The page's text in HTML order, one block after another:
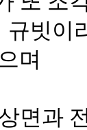
규빗이
며
면과